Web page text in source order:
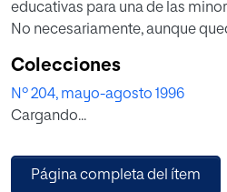
educativas para una de las
No necesariamente, aunque
principalmente las
realicen acciones en favor de la
refugiados. Se examinan esas
su educación en la Unión
establece la relación entre esos
Colecciones
Nº 204, mayo-agosto 1996
Cargando...
Página completa del ítem